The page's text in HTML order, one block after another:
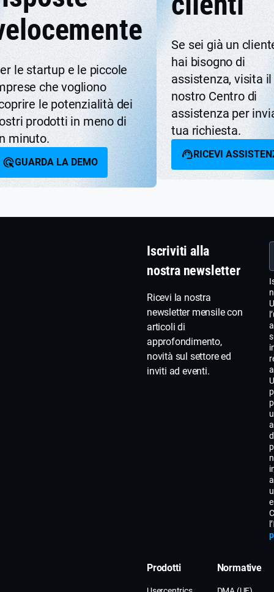
le startup e le piccole
che vogliono
le potenzialità dei
prodotti in meno di
minuto.
GUARDA LA DEMO
Se sei già un
hai bisogno di
assistenza, visita il
nostro Centro di
assistenza per
tua richiesta.
RICEVI
Iscriviti alla
nostra newsletter
Ricevi la nostra
newsletter mensile con
articoli di
approfondimento,
novità sul settore ed
inviti ad eventi.
a
l’
Prodotti Normative